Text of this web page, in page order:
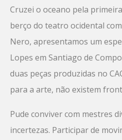
Cruzei o oceano pela
berço do teatro ocidental
Nero, apresentamos um
Lopes em Santiago de
duas peças produzidas no
para a arte, não existem
Pude conviver com mestres
incertezas. Participar de